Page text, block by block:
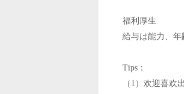
福利厚生
給与は能力、年
Tips：
（1）欢迎喜欢